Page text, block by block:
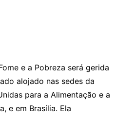
e a Pobreza será gerida
alojado nas sedes da
para a Alimentação e a
e em Brasília. Ela